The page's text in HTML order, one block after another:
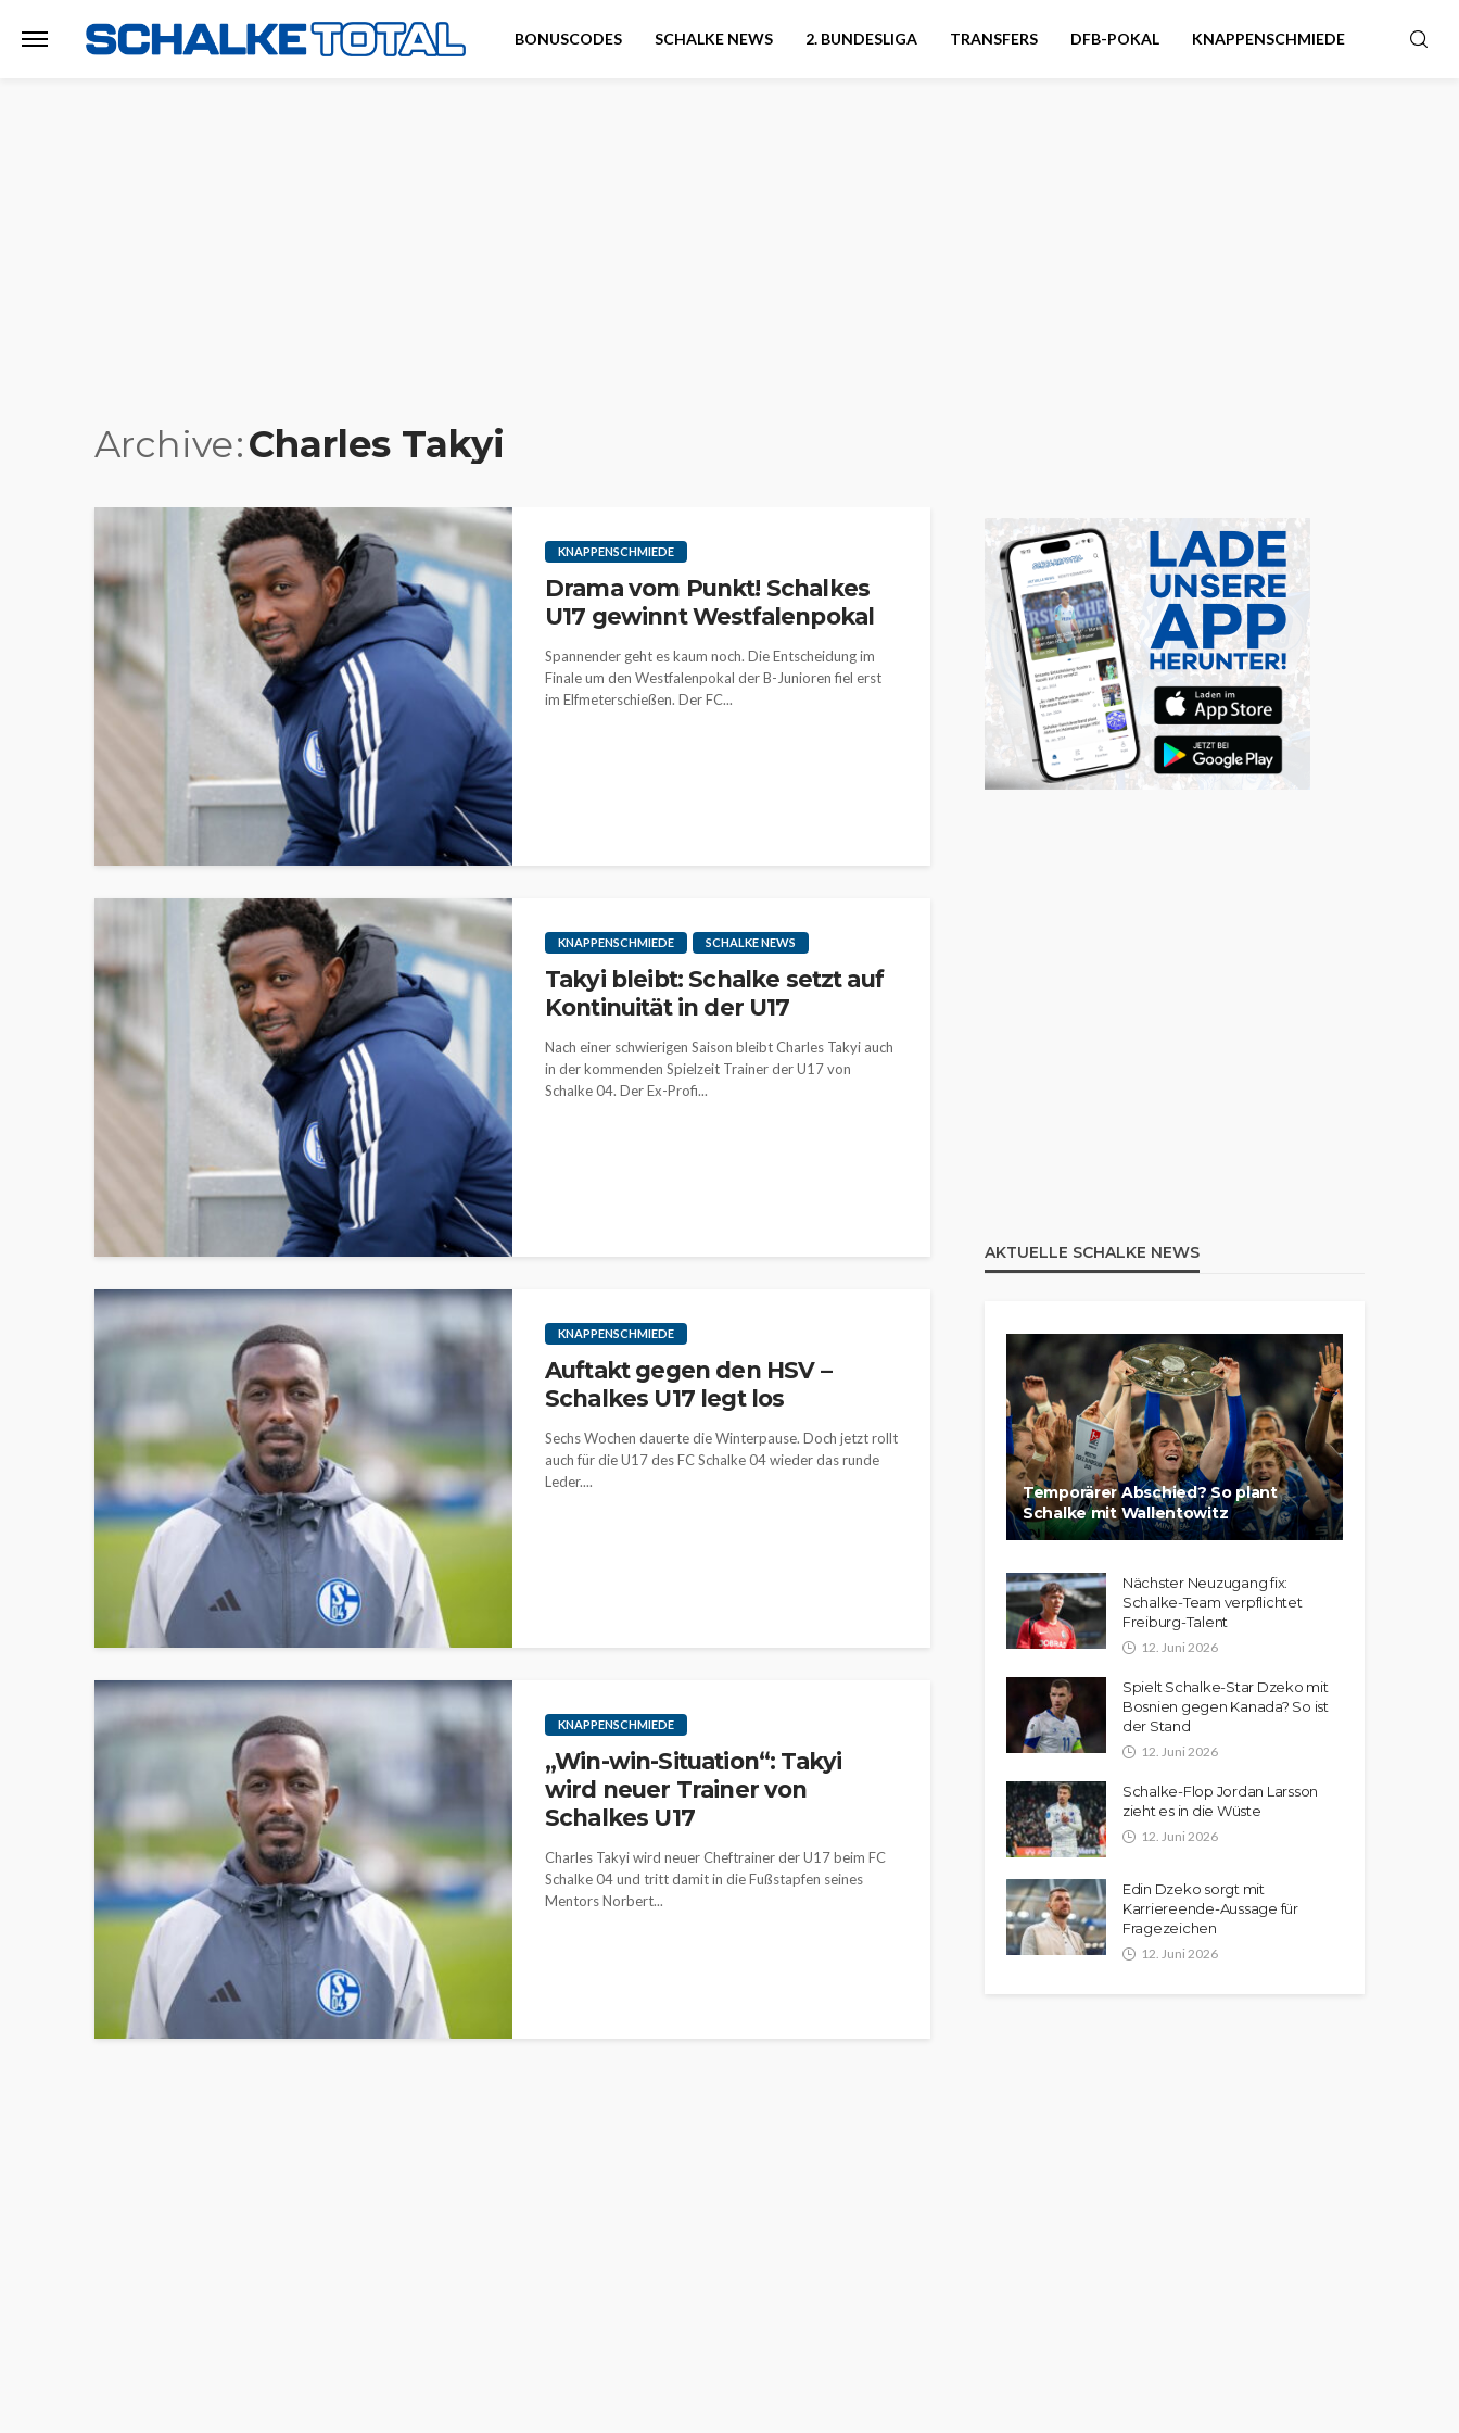
BONUSCODES SCHALKE NEWS 2. BUNDESLIGA TRANSFERS DFB-POKAL KNAPPENSCHMIEDE
Archive Charles Takyi
KNAPPENSCHMIEDE
Drama vom Punkt! Schalkes
U17 gewinnt Westfalenpokal
Spannender geht es kaum noch. Die Entscheidung im
Finale um den Westfalenpokal der B-Junioren fiel erst
im Elfmeterschießen. Der FC...
KNAPPENSCHMIEDE SCHALKE NEWS
Takyi bleibt: Schalke setzt auf
Kontinuität in der U17
Nach einer schwierigen Saison bleibt Charles Takyi auch
in der kommenden Spielzeit Trainer der U17 von
Schalke 04. Der Ex-Profi...
KNAPPENSCHMIEDE
Auftakt gegen den HSV –
Schalkes U17 legt los
Sechs Wochen dauerte die Winterpause. Doch jetzt rollt
auch für die U17 des FC Schalke 04 wieder das runde
Leder....
KNAPPENSCHMIEDE
„Win-win-Situation“: Takyi
wird neuer Trainer von
Schalkes U17
Charles Takyi wird neuer Cheftrainer der U17 beim FC
Schalke 04 und tritt damit in die Fußstapfen seines
Mentors Norbert...
AKTUELLE SCHALKE NEWS
Temporärer Abschied? So plant
Schalke mit Wallentowitz
Nächster Neuzugang fix:
Schalke-Team verpflichtet
Freiburg-Talent
12. Juni 2026
Spielt Schalke-Star Dzeko mit
Bosnien gegen Kanada? So ist
der Stand
12. Juni 2026
Schalke-Flop Jordan Larsson
zieht es in die Wüste
12. Juni 2026
Edin Dzeko sorgt mit
Karriereende-Aussage für
Fragezeichen
12. Juni 2026